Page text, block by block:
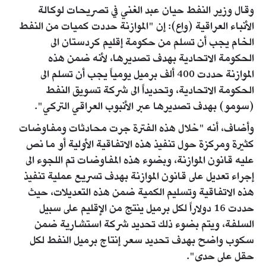
وقال وزير النفط حيان عبد الغني في تصريحات لوكالة
الأنباء العراقية (واع): إن "الموازنة حددت كميات من النفط
الخام يجب أن تسلم من حكومة إقليم كردستان الى
الحكومة الاتحادية بهدف تصديرها، لأنه ضمن هذه
الموازنة حددت 400 ألف برميل يومياً يجب أن تسلم الى
الحكومة الاتحادية، وتحديداً الى شركة تسويق النفط
(سومو) بهدف تصديرها عبر الأنبوب العراقي التركي".
وأضاف، أنه "خلال هذه الفترة جرت محادثات ومفاوضات
كثيرة ومركزة حول تنفيذ هذه الاتفاقية الأولية أو ما نص
عليه قانون الموازنة، وبضوء هذه المفاوضات تم اللجوء الى
إجراء تعديل على قانون الموازنة بهدف تسريع عملية تنفيذ
هذه الاتفاقية وتسليم الكمية ضمن هذه التعديلات، حيث
حددت 16 دولاراً لكل برميل ينتج من الإقليم على سبيل
السلفة، ويتم بضوء ذلك تحديد شركة استشارية ضمن
سكوب واضح بهدف تحديد سعر إنتاج برميل النفط لكل
حقل على حدى".